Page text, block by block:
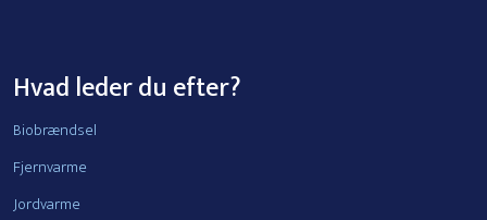
Hvad leder du efter?
Biobrændsel
Fjernvarme
Jordvarme